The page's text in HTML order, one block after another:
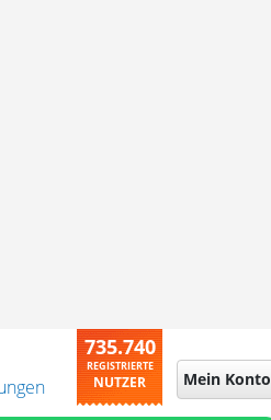
735.740
REGISTRIERTE
NUTZER Mein Konto